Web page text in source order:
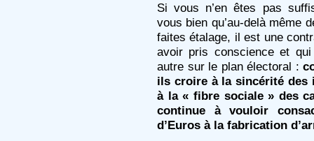
Si vous n’en êtes pas
vous bien qu’au-delà même
faites étalage, il est une
avoir pris conscience et qui
autre sur le plan électoral :
ils croire à la sincérité des
à la « fibre sociale » des
continue à vouloir
d’Euros à la fabrication